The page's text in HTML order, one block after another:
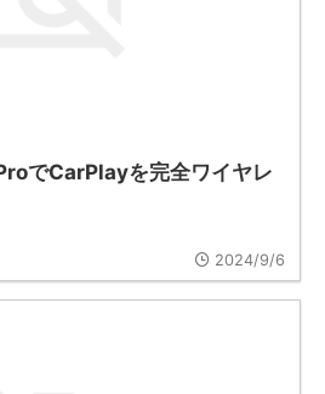
でCarPlayを完全ワイヤレ
2024/9/6